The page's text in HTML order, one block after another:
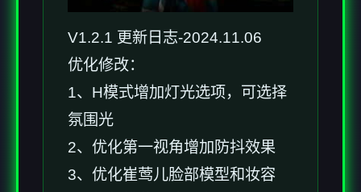
V1.2.1 更新日志-2024.11.06
优化修改：
1、H模式增加灯光选项，可选择
氛围光
2、优化第一视角增加防抖效果
3、优化崔莺儿脸部模型和妆容